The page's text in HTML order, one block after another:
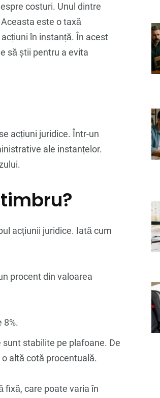
costuri. Unul dintre
este o taxă
în instanță. În acest
să știi pentru a evita
acțiuni juridice. Într-un
ale instanțelor.
acțiunii juridice. Iată cum
procent din valoarea
8%.
stabilite pe plafoane. De
altă cotă procentuală.
fixă, care poate varia în